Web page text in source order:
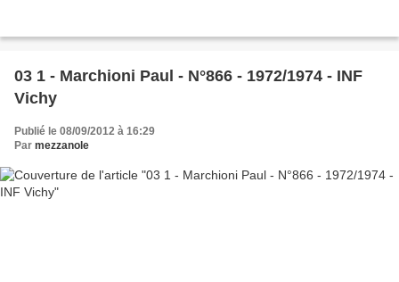
03 1 - Marchioni Paul - N°866 - 1972/1974 - INF
Vichy
Publié le 08/09/2012 à 16:29
Par mezzanole